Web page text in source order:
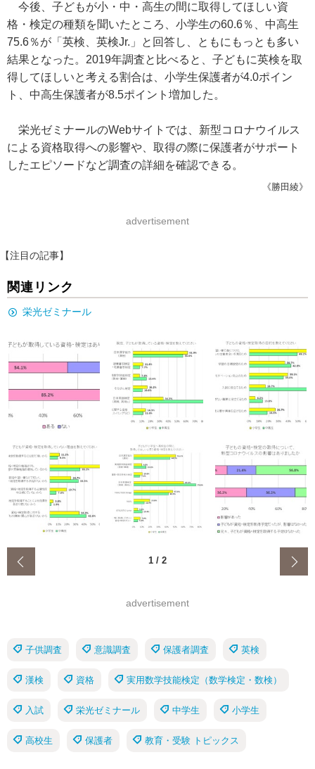
今後、子どもが小・中・高生の間に取得してほしい資
格・検定の種類を聞いたところ、小学生の60.6％、中高生
75.6％が「英検、英検Jr.」と回答し、ともにもっとも多い
結果となった。2019年調査と比べると、子どもに英検を取
得してほしいと考える割合は、小学生保護者が4.0ポイン
ト、中高生保護者が8.5ポイント増加した。
栄光ゼミナールのWebサイトでは、新型コロナウイルス
による資格取得への影響や、取得の際に保護者がサポート
したエピソードなど調査の詳細を確認できる。
《勝田綾》
advertisement
【注目の記事】
関連リンク
栄光ゼミナール
1 / 2
advertisement
子供調査 意識調査 保護者調査 英検
漢検 資格 実用数学技能検定（数学検定・数検）
入試 栄光ゼミナール 中学生 小学生
高校生 保護者 教育・受験 トピックス